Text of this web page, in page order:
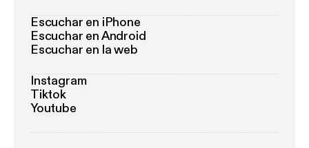
Escuchar en iPhone
Escuchar en Android
Escuchar en la web
Instagram
Tiktok
Youtube